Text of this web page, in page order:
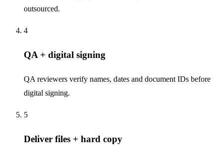
outsourced.
4
QA + digital signing
QA reviewers verify names, dates and document IDs before
digital signing.
5
Deliver files + hard copy